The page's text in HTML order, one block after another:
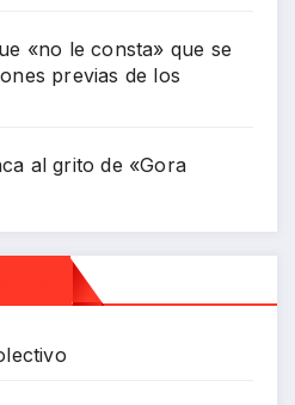
«no le consta» que se
previas de los
al grito de «Gora